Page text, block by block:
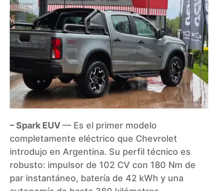
– Spark EUV— Es el primer modelo
completamente eléctrico que Chevrolet
introdujo en Argentina. Su perfil técnico es
robusto: impulsor de 102 CV con 180 Nm de
par instantáneo, batería de 42 kWh y una